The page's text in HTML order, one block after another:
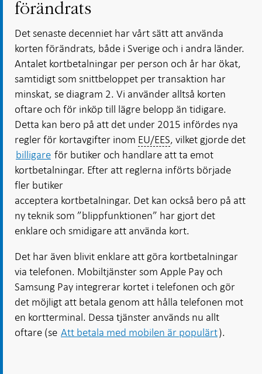
förändrats
Det senaste decenniet har vårt sätt att använda
korten förändrats, både i Sverige och i andra länder.
Antalet kortbetalningar per person och år har ökat,
samtidigt som snittbeloppet per transaktion har
minskat, se diagram 2. Vi använder alltså korten
oftare och för inköp till lägre belopp än tidigare.
Detta kan bero på att det under 2015 infördes nya
regler för kortavgifter inom EU/EES, vilket gjorde det
billigare för butiker och handlare att ta emot
kortbetalningar. Efter att reglerna införts började
fler butiker
acceptera kortbetalningar. Det kan också bero på att
ny teknik som ”blippfunktionen” har gjort det
enklare och smidigare att använda kort.
Det har även blivit enklare att göra kortbetalningar
via telefonen. Mobiltjänster som Apple Pay och
Samsung Pay integrerar kortet i telefonen och gör
det möjligt att betala genom att hålla telefonen mot
en kortterminal. Dessa tjänster används nu allt
oftare (se Att betala med mobilen är populärt).